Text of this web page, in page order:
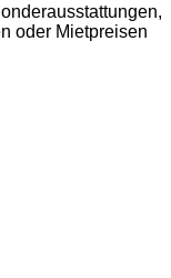
oder Mietpreisen